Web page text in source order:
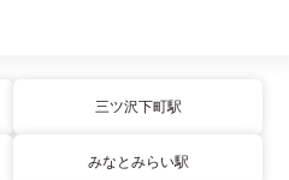
三ツ沢下町駅
みなとみらい駅